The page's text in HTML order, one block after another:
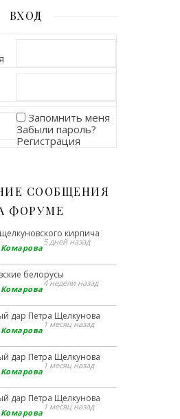
ВХОД
Запомнить меня
Забыли пароль?
Регистрация
СООБЩЕНИЯ
ФОРУМЕ
кирпича
Комарова
5 дней назад
белорусы
Комарова
4 недели назад
дар Петра Щелкунова
Комарова
1 месяц назад
дар Петра Щелкунова
Комарова
1 месяц назад
дар Петра Щелкунова
Комарова
1 месяц назад